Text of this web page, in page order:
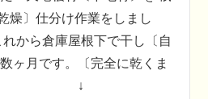
燥〕仕分け作業をしまし
から倉庫屋根下で干し〔自
ヶ月です。〔完全に乾くま
↓